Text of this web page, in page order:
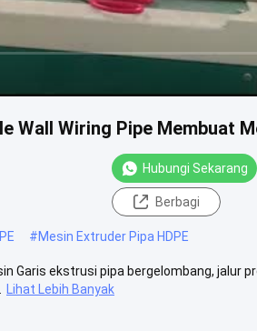
Wall Wiring Pipe Membuat
Hubungi Sekarang
Berbagi
#Mesin Extruder Pipa HDPE
Garis ekstrusi pipa bergelombang, jalur
Lihat Lebih Banyak